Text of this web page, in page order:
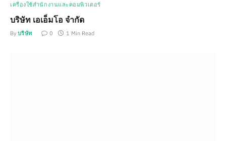
เครื่องใช้สำนักงานและคอมพิวเตอร์
บริษัท เอเอ็มโอ จำกัด
By บริษัท 0 1 Min Read